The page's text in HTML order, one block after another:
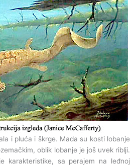
i pluća i škrge. Mada su kosti lobanje
oblik lobanje je još uvek riblji.
karakteristike, sa perajem na leđnoj